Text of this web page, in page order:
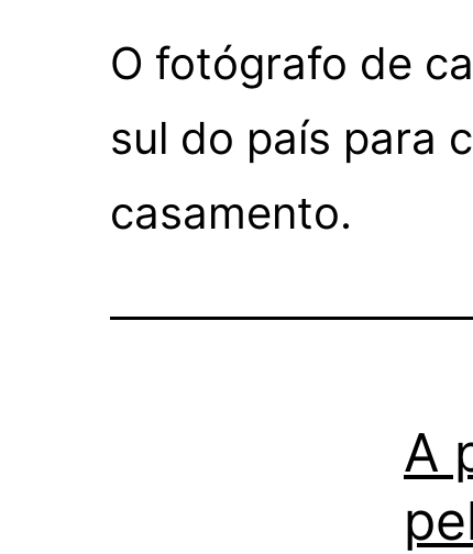
O fotógrafo de
sul do país para
casamento.
A